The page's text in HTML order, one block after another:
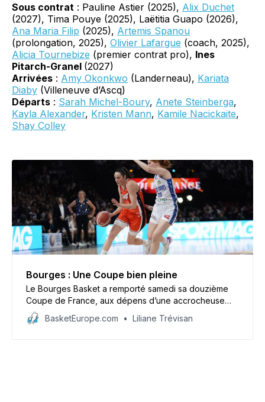
Sous contrat : Pauline Astier (2025), Alix Duchet
(2027), Tima Pouye (2025), Laëtitia Guapo (2026),
Ana Maria Filip (2025), Artemis Spanou
(prolongation, 2025), Olivier Lafargue (coach, 2025),
Alicia Tournebize (premier contrat pro), Ines
Pitarch-Granel (2027)
Arrivées : Amy Okonkwo (Landerneau), Kariata
Diaby (Villeneuve d’Ascq)
Départs : Sarah Michel-Boury, Anete Steinberga,
Kayla Alexander, Kristen Mann, Kamile Nacickaite,
Shay Colley
Bourges : Une Coupe bien pleine
Le Bourges Basket a remporté samedi sa douzième
Coupe de France, aux dépens d’une accrocheuse
équipe de Basket Landes (63-76), vainqueur des
deux dernières éditions.
BasketEurope.com Liliane Trévisan